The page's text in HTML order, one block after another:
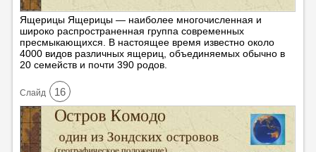
Ящерицы Ящерицы — наиболее многочисленная и
широко распространенная группа современных
пресмыкающихся. В настоящее время известно около
4000 видов различных ящериц, объединяемых обычно в
20 семейств и почти 390 родов.
Cлайд 16